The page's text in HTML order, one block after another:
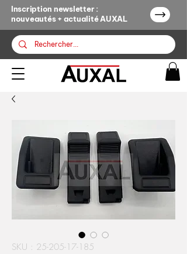
Inscription newsletter :
nouveautés + actualité AUXAL
SKU : 25-205-17-185